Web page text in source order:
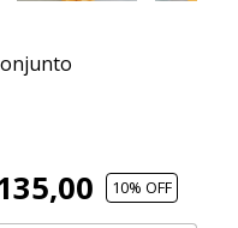
10% OFF